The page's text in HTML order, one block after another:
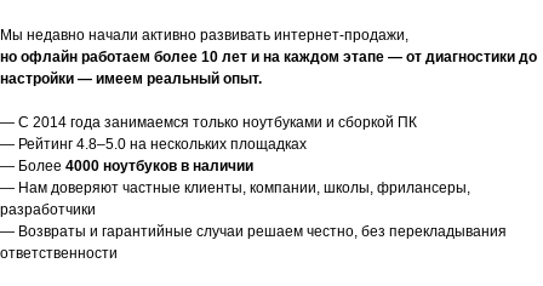
Мы недавно начали активно развивать интернет-продажи,
но офлайн работаем более 10 лет и на каждом этапе — от диагностики до
настройки — имеем реальный опыт.
— С 2014 года занимаемся только ноутбуками и сборкой ПК
— Рейтинг 4.8–5.0 на нескольких площадках
— Более 4000 ноутбуков в наличии
— Нам доверяют частные клиенты, компании, школы, фрилансеры,
разработчики
— Возвраты и гарантийные случаи решаем честно, без перекладывания
ответственности